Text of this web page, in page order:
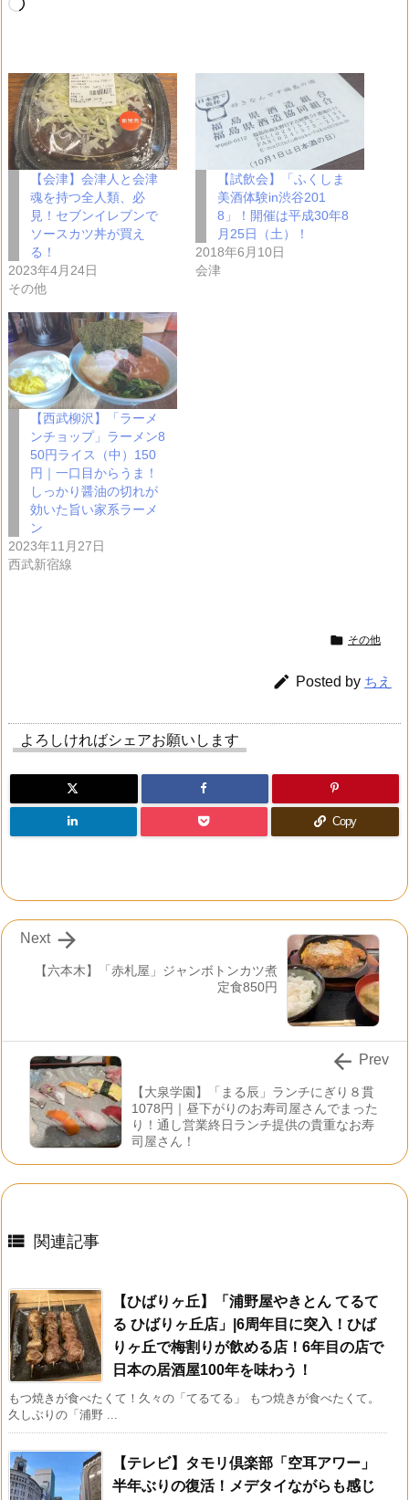
み
中…
【会津】会津人と会津
魂を持つ全人類、必
見！セブンイレブンで
ソースカツ丼が買え
る！
2023年4月24日
その他
【試飲会】「ふくしま
美酒体験in渋谷201
8」！開催は平成30年8
月25日（土）！
2018年6月10日
会津
【西武柳沢】「ラーメ
ンチョップ」ラーメン8
50円ライス（中）150
円｜一口目からうま！
しっかり醤油の切れが
効いた旨い家系ラーメ
ン
2023年11月27日
西武新宿線
 その他
 Posted by ちえ
よろしければシェアお願いします
Copy
【六本木】「赤札屋」ジャンボトンカツ煮
定食850円

Next
【大泉学園】「まる辰」ランチにぎり８貫
1078円｜昼下がりのお寿司屋さんでまった
り！通し営業終日ランチ提供の貴重なお寿
司屋さん！
 Prev
 関連記事
【ひばりヶ丘】「浦野屋やきとん てるて
る ひばりヶ丘店」|6周年目に突入！ひば
りヶ丘で梅割りが飲める店！6年目の店で
日本の居酒屋100年を味わう！
もつ焼きが食べたくて！久々の「てるてる」 もつ焼きが食べたくて。
久しぶりの「浦野 ...
【テレビ】タモリ倶楽部「空耳アワー」
半年ぶりの復活！メデタイながらも感じ